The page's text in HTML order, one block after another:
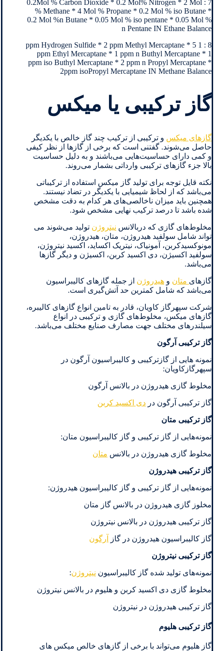
7 : 0.2Mol % Carbon Dioxide * 0.2 Mol% Nitrogen * 2 Mol
% Methane * 4 Mol % Propane * 0.2 Mol % iso Butane *
0.2 Mol %n Butane * 0.05 Mol % iso pentane * 0.05 Mol %
n Pentane IN Ethane Balance
8 : 1 ppm Hydrogen Sulfide * 2 ppm Methyl Mercaptane * 5
ppm Ethyl Mercaptane * 1 ppm n Buthyl Mercaptane * 1
ppm iso Buthyl Mercaptane * 2 ppm n Propyl Mercaptane *
2ppm isoPropyl Mercaptane IN Methane Balance
گاز ترکیبی یا میکس
گازهای میکس و ترکیبی از ترکیب چند گاز خالص با یکدیگر
حاصل می‌شوند. گفتنی است که برخی از گازها از نظر کیفی
و کمی دارای حساسیت‌هایی می‌باشند و به دلیل حساسیت
بالا جزء گازهای ترکیبی وارداتی بشمار می‌روند.
نکته قایل توجه برای تولید گاز میکس استفاده از ترکیباتی
می‌باشد که از لحاظ شیمیایی با یکدیگر در تضاد نیستند.
همچنین باید میزان ناخالصی‌های هر کدام به دقت مشخص
شده باشد تا درصد ترکیب نهایی مشخص شود.
مخلوط‌های گازی که دربالانس نیتروژن تولید می‌شوند می
تواند شامل سولفید هیدروژن، متان، هیدروژن،
مونوکسیدکربن، آمونیاک، نیتریک اکساید، اکسید نیتروژن،
سولفید اکسیژن، دی اکسید کربن، اکسیژن و دیگر گازها
می‌باشد.
گازهای متان و هیدروژن از جمله گازهای کالیبراسیون
می‌باشد که شامل کمترین حد آتش‌گیری است.
شرکت سپهرگاز کاویان، قادر به تامین انواع گازهای کالیبره،
گازهای میکس، مخلوط‌های گازی و ترکیبی در انواع
سیلندرهای مختلف جهت مصارف صنایع مختلف می‌باشد.
گاز ترکیبی آرگون
نمونه هایی از گازترکیبی و کالیبراسیون آرگون در
سپهرگازکاویان:
مخلوط گازی هیدروژن در بالانس آرگون
گاز ترکیبی آرگون در دی اکسید کربن
گاز ترکیبی متان
نمونه‌هایی از گاز ترکیبی و گاز کالیبراسیون متان:
مخلوط گازی هیدروژن در بالانس متان
گاز ترکیبی هیدروژن
نمونه‌هایی از گاز ترکیبی و گاز کالیبراسیون هیدروژن:
مخلوز گازی هیدروژن در بالانس گاز متان
گاز ترکیبی هیدروژن در بالانس نیتروژن
گاز کالیبراسیون هیدروژن در گاز آرگون
گاز ترکیبی نیتروژن
نمونه‌های تولید شده گاز کالیبراسیون نیتروژن:
مخلوط گازی دی اکسید کربن و هلیوم در بالانس نیتروژن
گاز ترکیبی هیدروژن در نیتروژن
گاز ترکیبی هلیوم
گاز هلیوم می‌تواند با برخی از گازهای خالص میکس های